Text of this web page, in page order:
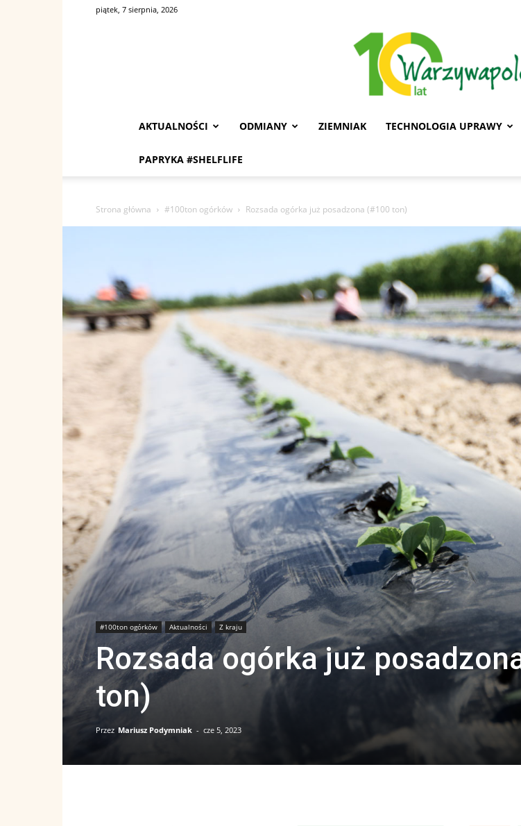
piątek, 7 sierpnia, 2026
Polowe
AKTUALNOŚCI ODMIANY ZIEMNIAK TECHNOLOGIA UPRAWY
PAPRYKA #SHELFLIFE
Strona główna #100ton ogórków Rozsada ogórka już posadzona (#100 ton)
#100ton ogórków Aktualności Z kraju
Rozsada ogórka już
ton)
Przez Mariusz Podymniak - cze 5, 2023